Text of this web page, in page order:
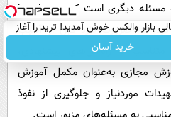
دیگری است که تهدیداتی را
لذا ضرورت دارد قبل از آسیب
با راه‌حل‌های پیشنهادی،
مجازی به‌عنوان مکمل آموزش
موردنیاز و جلوگیری از نفوذ
بازار والکس خوش آمدید! ترید را آغاز
کنید!
خرید آسان